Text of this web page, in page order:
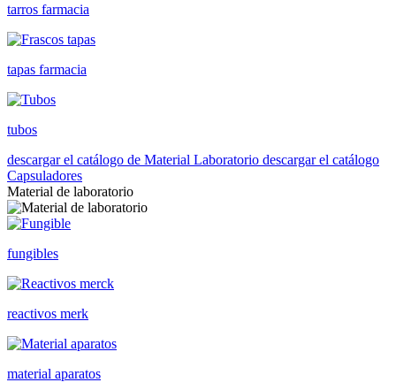
tarros farmacia
tapas farmacia
tubos
descargar el catálogo de Material Laboratorio descargar el catálogo
Capsuladores
Material de laboratorio
fungibles
reactivos merk
material aparatos